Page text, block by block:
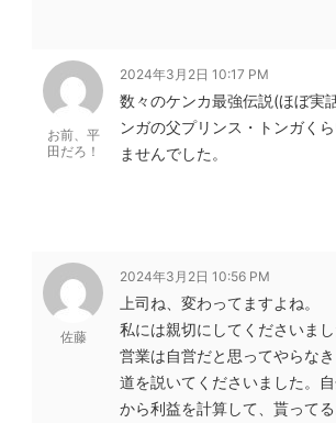
お前、平
田だろ！
2024年3月2日 10:17 PM
数々のケンカ最強伝説(ほぼ実
ンガの父プリンス・トンガく
ませんでした。
佐藤
2024年3月2日 10:56 PM
上司ね、変わってますよね。
私には親切にしてくださいまし
営業は自営だと思ってやらな
道を説いてくださいました。
から利益を計算して、貰って